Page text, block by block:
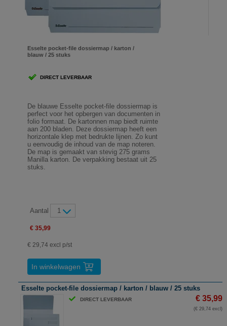
Esselte pocket-file dossiermap / karton /
blauw / 25 stuks
DIRECT LEVERBAAR
De blauwe Esselte pocket-file dossiermap is
perfect voor het opbergen van documenten in
folio formaat. De kartonnen map biedt ruimte
aan 200 bladen. Deze dossiermap heeft een
horizontale klep met bedrukte lijnen. Zo kunt
u eenvoudig de inhoud van de map noteren.
De map is gemaakt van stevig 275 grams
Manilla karton. De verpakking bestaat uit 25
stuks.
Aantal 1
€ 35,99
€ 29,74 excl p/st
In winkelwagen
Esselte pocket-file dossiermap / karton / blauw / 25 stuks
DIRECT LEVERBAAR € 35,99
(€ 29,74 excl)